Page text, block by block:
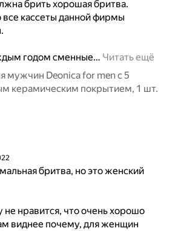
брить хорошая бритва.
кассеты данной фирмы
годом сменные… Читать ещё
мужчин Deonica for men с 5
керамическим покрытием, 1 шт.
бритва, но это женский
нравится, что очень хорошо
виднее почему, для женщин